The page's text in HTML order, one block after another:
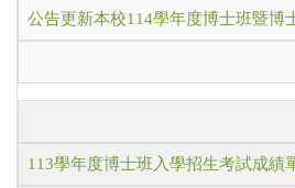
公告更新本校114學年度博士班暨博
113學年度博士班入學招生考試成績